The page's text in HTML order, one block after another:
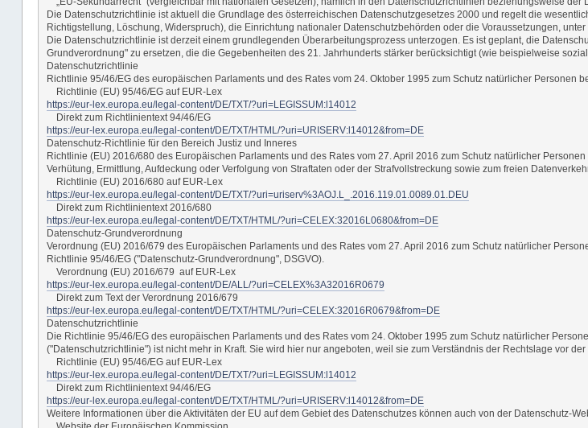
Die Datenschutzrichtlinie ist aktuell die Grundlage des österreichischen Datenschutzgesetzes 2000 und regelt die
Richtigstellung, Löschung, Widerspruch), die Einrichtung nationaler Datenschutzbehörden oder die Voraussetzungen,
Die Datenschutzrichtlinie ist derzeit einem grundlegenden Überarbeitungsprozess unterzogen. Es ist geplant, die
Grundverordnung" zu ersetzen, die die Gegebenheiten des 21. Jahrhunderts stärker berücksichtigt (wie beispielweise
Datenschutzrichtlinie
Richtlinie 95/46/EG des europäischen Parlaments und des Rates vom 24. Oktober 1995 zum Schutz natürlicher
Richtlinie (EU) 95/46/EG auf EUR-Lex
https://eur-lex.europa.eu/legal-content/DE/TXT/?uri=LEGISSUM:l14012
Direkt zum Richtlinientext 94/46/EG
https://eur-lex.europa.eu/legal-content/DE/TXT/HTML/?uri=URISERV:l14012&from=DE
Datenschutz-Richtlinie für den Bereich Justiz und Inneres
Richtlinie (EU) 2016/680 des Europäischen Parlaments und des Rates vom 27. April 2016 zum Schutz natürlicher
Verhütung, Ermittlung, Aufdeckung oder Verfolgung von Straftaten oder der Strafvollstreckung sowie zum freien
Richtlinie (EU) 2016/680 auf EUR-Lex
https://eur-lex.europa.eu/legal-content/DE/TXT/?uri=uriserv%3AOJ.L_.2016.119.01.0089.01.DEU
Direkt zum Richtlinientext 2016/680
https://eur-lex.europa.eu/legal-content/DE/TXT/HTML/?uri=CELEX:32016L0680&from=DE
Datenschutz-Grundverordnung
Verordnung (EU) 2016/679 des Europäischen Parlaments und des Rates vom 27. April 2016 zum Schutz natürlicher
Richtlinie 95/46/EG ("Datenschutz-Grundverordnung", DSGVO).
Verordnung (EU) 2016/679 auf EUR-Lex
https://eur-lex.europa.eu/legal-content/DE/ALL/?uri=CELEX%3A32016R0679
Direkt zum Text der Verordnung 2016/679
https://eur-lex.europa.eu/legal-content/DE/TXT/HTML/?uri=CELEX:32016R0679&from=DE
Datenschutzrichtlinie
Die Richtlinie 95/46/EG des europäischen Parlaments und des Rates vom 24. Oktober 1995 zum Schutz natürlicher
("Datenschutzrichtlinie") ist nicht mehr in Kraft. Sie wird hier nur angeboten, weil sie zum Verständnis der Rechtslage vor
Richtlinie (EU) 95/46/EG auf EUR-Lex
https://eur-lex.europa.eu/legal-content/DE/TXT/?uri=LEGISSUM:l14012
Direkt zum Richtlinientext 94/46/EG
https://eur-lex.europa.eu/legal-content/DE/TXT/HTML/?uri=URISERV:l14012&from=DE
Weitere Informationen über die Aktivitäten der EU auf dem Gebiet des Datenschutzes können auch von der Datenschutz-